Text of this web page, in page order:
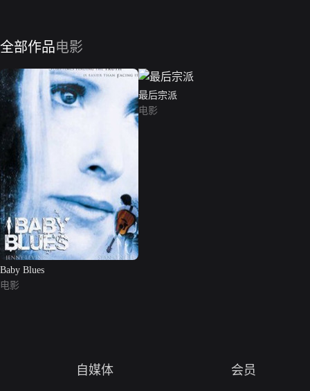
全部作品电影
Baby Blues
电影
最后宗派
电影
自媒体 会员